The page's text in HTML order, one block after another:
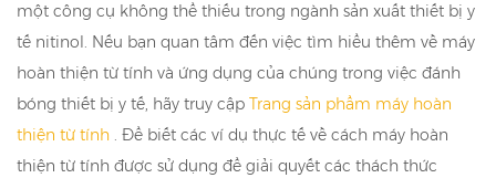
một công cụ không thể thiếu trong ngành sản xuất thiết bị y
tế nitinol. Nếu bạn quan tâm đến việc tìm hiểu thêm về máy
hoàn thiện từ tính và ứng dụng của chúng trong việc đánh
bóng thiết bị y tế, hãy truy cập Trang sản phẩm máy hoàn
thiện từ tính . Để biết các ví dụ thực tế về cách máy hoàn
thiện từ tính được sử dụng để giải quyết các thách thức